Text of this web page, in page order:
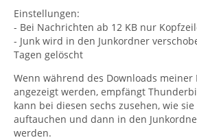
Einstellungen:
- Bei Nachrichten ab 12 KB nur
- Junk wird in den Junkordner
Tagen gelöscht
Wenn während des Downloads meiner
angezeigt werden, empfängt
kann bei diesen sechs zusehen, wie
auftauchen und dann in den
werden.